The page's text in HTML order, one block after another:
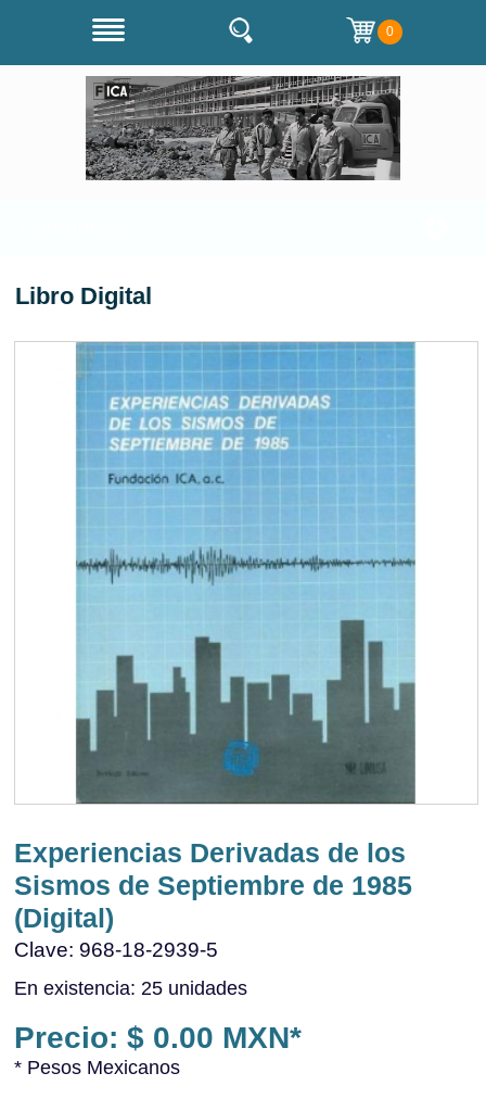
0
Libro Digital
Experiencias Derivadas de los
Sismos de Septiembre de 1985
(Digital)
Clave: 968-18-2939-5
En existencia: 25 unidades
Precio: $ 0.00 MXN*
* Pesos Mexicanos